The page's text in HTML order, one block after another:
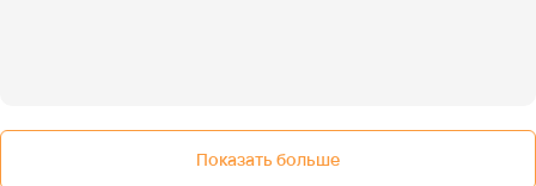
Показать больше